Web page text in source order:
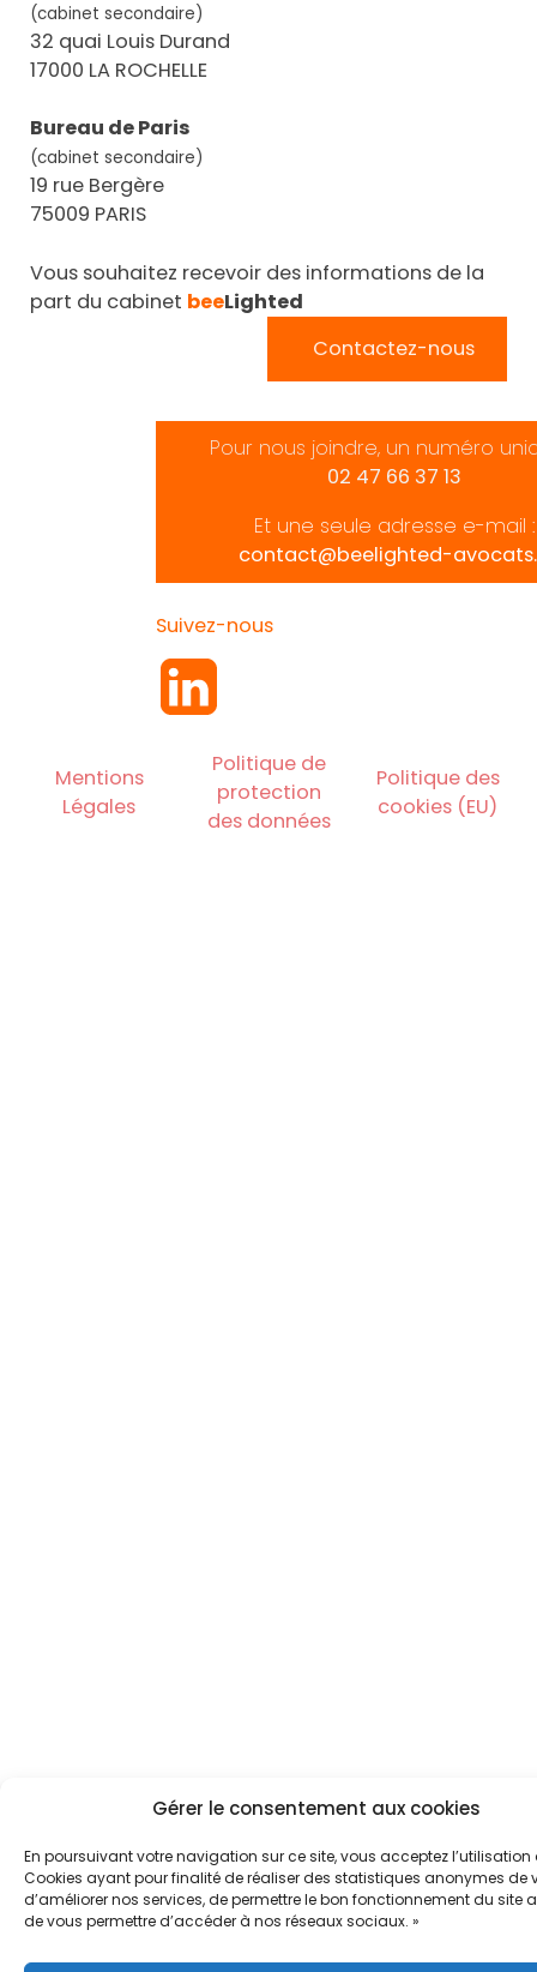
Gérer le consentement aux cookies
En poursuivant votre navigation sur ce site, vous acceptez l’utilisation
Cookies ayant pour finalité de réaliser des statistiques anonymes de
d’améliorer nos services, de permettre le bon fonctionnement du site
de vous permettre d’accéder à nos réseaux sociaux. »
(cabinet secondaire)
32 quai Louis Durand
17000 LA ROCHELLE
Bureau de Paris
(cabinet secondaire)
19 rue Bergère
75009 PARIS
Vous souhaitez recevoir des informations de la
part du cabinet beeLighted
Contactez-nous
Pour nous joindre, un numéro
02 47 66 37 13
Et une seule adresse e-mail :
contact@beelighted-
Suivez-nous
Mentions
Légales
Politique de
protection
des données
Politique des
cookies (EU)